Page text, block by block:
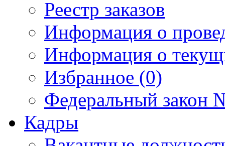
Реестр заказов
Информация о
Информация о
Избранное (0)
Федеральный закон
Кадры